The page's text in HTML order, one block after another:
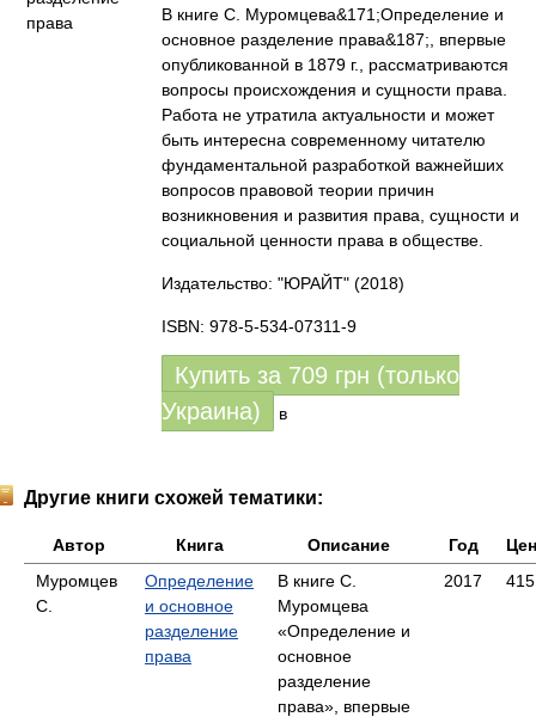
В книге С. Муромцева&171;Определение и
основное разделение права&187;, впервые
опубликованной в 1879 г., рассматриваются
вопросы происхождения и сущности права.
Работа не утратила актуальности и может
быть интересна современному читателю
фундаментальной разработкой важнейших
вопросов правовой теории причин
возникновения и развития права, сущности и
социальной ценности права в обществе.
Издательство: "ЮРАЙТ" (2018)
ISBN: 978-5-534-07311-9
Купить за 709 грн (только
Украина)
в
Другие книги схожей тематики:
Автор Книга Описание Год
Муромцев
С.
Определение
и основное
разделение
права
В книге С.
Муромцева
«Определение и
основное
разделение
права», впервые
2017 415